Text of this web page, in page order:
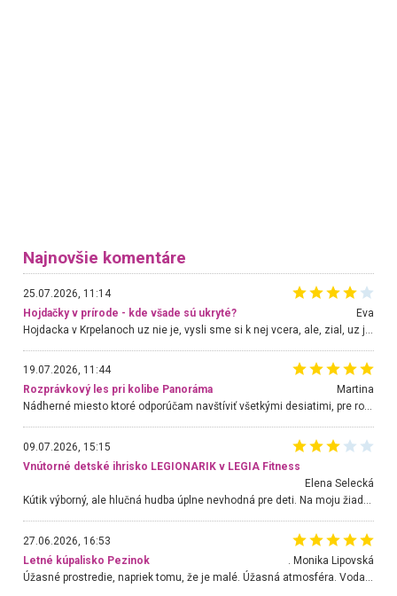
Najnovšie komentáre
25.07.2026, 11:14
Hojdačky v prírode - kde všade sú ukryté?
Eva
19.07.2026, 11:44
Rozprávkový les pri kolibe Panoráma
Martina
Nádherné miesto ktoré odporúčam navštíviť všetkými desiatimi, pre rodiny s deťmi, dôchodcom... Proste a jednoducho ozaj rozprávkový les.. určite ešte prídeme. Odniesli sme si na pamiatku krásne tričká,
09.07.2026, 15:15
Vnútorné detské ihrisko LEGIONARIK v LEGIA Fitness
Elena Selecká
Kútik výborný, ale hlučná hudba úplne nevhodná pre deti. Na moju žiadosť o aspoň sušenie nereagovali.
27.06.2026, 16:53
Letné kúpalisko Pezinok
. Monika Lipovská